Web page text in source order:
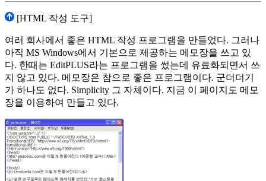
[HTML 작성 도구]
여러 회사에서 좋은 HTML 작성 프로그램을 만들었다. 그러나
아직 MS Windows에서 기본으로 제공하는 메모장을 쓰고 있
다. 한때는 EditPLUS라는 프로그램을 썼는데 유료화되면서 쓰
지 않고 있다. 메모장은 참으로 좋은 프로그램이다. 군더더기
가 하나도 없다. Simplicity 그 자체이다. 지금 이 페이지도 메모
장을 이용하여 만들고 있다.